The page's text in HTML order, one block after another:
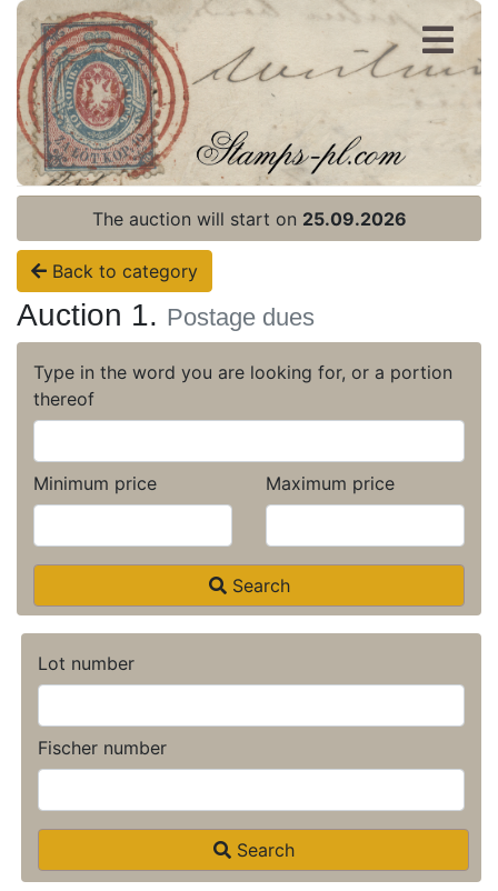
Register
Login
The auction will start on 25.09.2026
Back to category
Auction 1. Postage dues
Type in the word you are looking for, or a portion
thereof
Minimum price Maximum price
Search
Lot number
Fischer number
Search